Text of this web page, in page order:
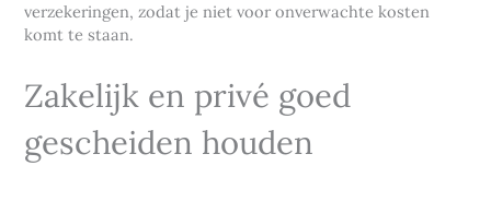
verzekeringen, zodat je niet voor onverwachte kosten
komt te staan.
Zakelijk en privé goed
gescheiden houden